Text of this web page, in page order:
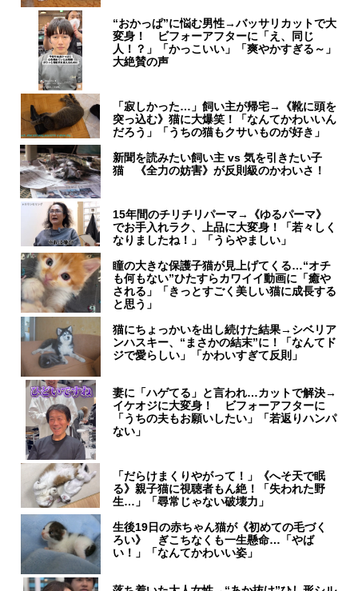
“おかっぱ”に悩む男性→バッサリカットで大
変身！ ビフォーアフターに「え、同じ
人！？」「かっこいい」「爽やかすぎる～」
大絶賛の声
「寂しかった…」飼い主が帰宅→《靴に頭を
突っ込む》猫に大爆笑！「なんてかわいいん
だろう」「うちの猫もクサいものが好き」
新聞を読みたい飼い主 vs 気を引きたい子
猫 《全力の妨害》が反則級のかわいさ！
15年間のチリチリパーマ→《ゆるパーマ》
でお手入れラク、上品に大変身！「若々しく
なりましたね！」「うらやましい」
瞳の大きな保護子猫が見上げてくる…“オチ
も何もない”ひたすらカワイイ動画に「癒や
される」「きっとすごく美しい猫に成長する
と思う」
猫にちょっかいを出し続けた結果→シベリア
ンハスキー、“まさかの結末”に！「なんてド
ジで愛らしい」「かわいすぎて反則」
妻に「ハゲてる」と言われ…カットで解決→
イケオジに大変身！ ビフォーアフターに
「うちの夫もお願いしたい」「若返りハンパ
ない」
「だらけまくりやがって！」《へそ天で眠
る》親子猫に視聴者もん絶！「失われた野
生…」「尋常じゃない破壊力」
生後19日の赤ちゃん猫が《初めての毛づく
ろい》 ぎこちなくも一生懸命…「やば
い！」「なんてかわいい姿」